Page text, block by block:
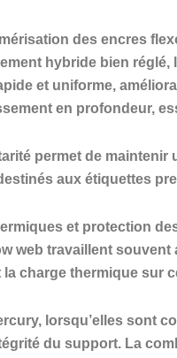
des encres
hybride bien
et uniforme,
en profondeur,
permet de maintenir
aux étiquettes
et protection
web travaillent
charge thermique sur
lorsqu’elles sont
du support. La